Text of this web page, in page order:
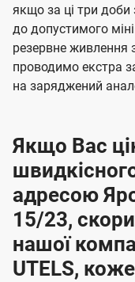
якщо за ці три
до допустимого
резервне живлення
проводимо екстра
на заряджений
Якщо Вас
адресою
15/23,
нашої
UTELS,